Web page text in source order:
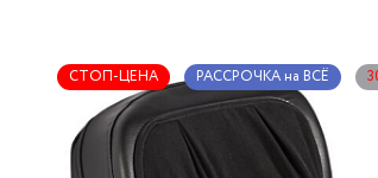
СТОП-ЦЕНА РАССРОЧКА на ВСЁ